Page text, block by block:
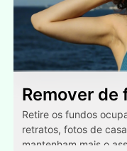
Remover de
Retire os fundos
retratos, fotos de
mantenham mais o